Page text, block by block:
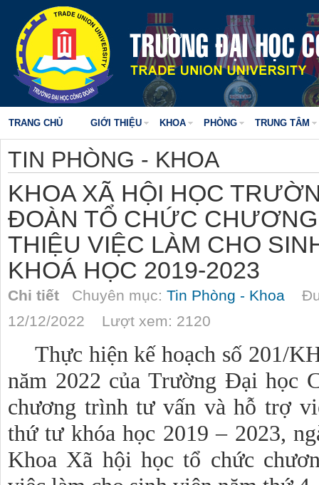
TRANG CHỦ GIỚI THIỆU KHOA PHÒNG TRUNG TÂM
TIN PHÒNG - KHOA
KHOA XÃ HỘI HỌC
ĐOÀN TỔ CHỨC
THIỆU VIỆC LÀM CHO
KHOÁ HỌC 2019-2023
Chi tiết Chuyên mục: Tin Phòng - Khoa
12/12/2022 Lượt xem: 2120
Thực hiện kế hoạch số 201/
năm 2022 của Trường Đại học
chương trình tư vấn và hỗ trợ
thứ tư khóa học 2019 – 2023,
Khoa Xã hội học tổ chức